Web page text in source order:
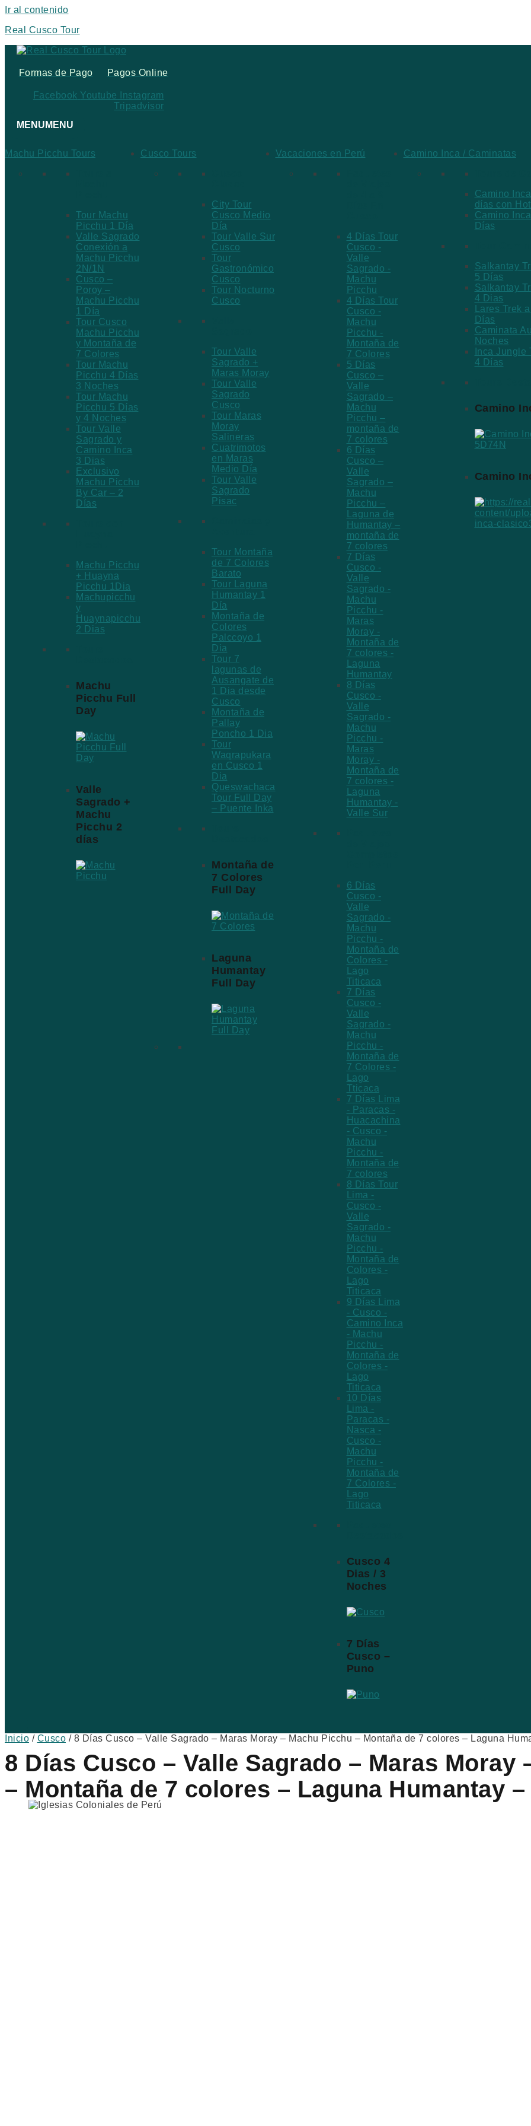
Ir al contenido
Real Cusco Tour
Formas de Pago Pagos Online
Facebook Youtube
Instagram
Tripadvisor
MENU MENU
Machu Picchu Tours
Tour Machu
Picchu 1 Día
Valle Sagrado
Conexión a
Machu Picchu
2N/1N
Cusco –
Poroy –
Machu Picchu
1 Día
Tour Cusco
Machu Picchu
y Montaña de
7 Colores
Tour Machu
Picchu 4 Días
3 Noches
Tour Machu
Picchu 5 Días
y 4 Noches
Tour Valle
Sagrado y
Camino Inca
3 Dias
Exclusivo
Machu Picchu
By Car – 2
Días
Machu Picchu
+ Huayna
Picchu 1Dia
Machupicchu
y
Huaynapicchu
2 Dias
Machu
Picchu Full
Day
Valle
Sagrado +
Machu
Picchu 2
días
Cusco Tours
City Tour
Cusco Medio
Día
Tour Valle Sur
Cusco
Tour
Gastronómico
Cusco
Tour Nocturno
Cusco
Tour Valle
Sagrado +
Maras Moray
Tour Valle
Sagrado
Cusco
Tour Maras
Moray
Salineras
Cuatrimotos
en Maras
Medio Día
Tour Valle
Sagrado
Pisac
Tour Montaña
de 7 Colores
Barato
Tour Laguna
Humantay 1
Día
Montaña de
Colores
Palccoyo 1
Dia
Tour 7
lagunas de
Ausangate de
1 Dia desde
Cusco
Montaña de
Pallay
Poncho 1 Dia
Tour
Waqrapukara
en Cusco 1
Dia
Queswachaca
Tour Full Day
– Puente Inka
Montaña de
7 Colores
Full Day
Laguna
Humantay
Full Day
Vacaciones en Perú
4 Días Tour
Cusco -
Valle
Sagrado -
Machu
Picchu
4 Días Tour
Cusco -
Machu
Picchu -
Montaña de
7 Colores
5 Días
Cusco –
Valle
Sagrado –
Machu
Picchu –
montaña de
7 colores
6 Días
Cusco –
Valle
Sagrado –
Machu
Picchu –
Laguna de
Humantay –
montaña de
7 colores
7 Días
Cusco -
Valle
Sagrado -
Machu
Picchu -
Maras
Moray -
Montaña de
7 colores -
Laguna
Humantay
8 Días
Cusco -
Valle
Sagrado -
Machu
Picchu -
Maras
Moray -
Montaña de
7 colores -
Laguna
Humantay -
Valle Sur
6 Días
Cusco -
Valle
Sagrado -
Machu
Picchu -
Montaña de
Colores -
Lago
Titicaca
7 Días
Cusco -
Valle
Sagrado -
Machu
Picchu -
Montaña de
7 Colores -
Lago
Tticaca
7 Días Lima
- Paracas -
Huacachina
- Cusco -
Machu
Picchu -
Montaña de
7 colores
8 Días Tour
Lima -
Cusco -
Valle
Sagrado -
Machu
Picchu -
Montaña de
Colores -
Lago
Titicaca
9 Días Lima
- Cusco -
Camino Inca
- Machu
Picchu -
Montaña de
Colores -
Lago
Titicaca
10 Días
Lima -
Paracas -
Nasca -
Cusco -
Machu
Picchu -
Montaña de
7 Colores -
Lago
Titicaca
Cusco 4
Dias / 3
Noches
7 Días
Cusco –
Puno
Camino Inca / Caminatas
Camino
días con
Camino
Días
Salkantay
5 Días
Salkantay
4 Dias
Lares Trek
Días
Caminata
Noches
Inca Jungle
4 Días
Camino
Camino
Inicio / Cusco / 8 Días Cusco – Valle Sagrado – Maras Moray – Machu Picchu – Montaña de 7 colores – Laguna
8 Días Cusco – Valle Sagrado – Maras Moray
– Montaña de 7 colores – Laguna Humantay